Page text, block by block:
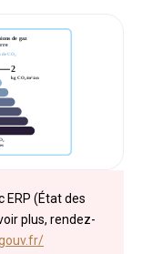
ERP (État des
plus, rendez-